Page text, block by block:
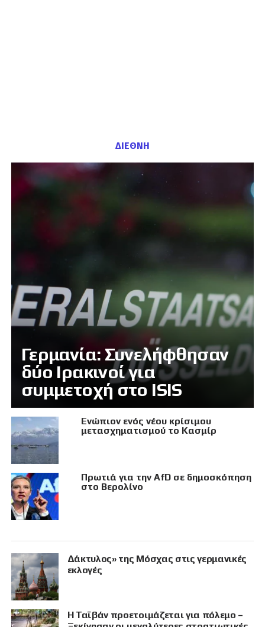
ΔΙΕΘΝΗ
Γερμανία: Συνελήφθησαν
δύο Ιρακινοί για
συμμετοχή στο ISIS
Eνώπιον ενός νέου κρίσιμου
μετασχηματισμού το Κασμίρ
Πρωτιά για την AfD σε δημοσκόπηση
στο Βερολίνο
Δάκτυλος» της Μόσχας στις γερμανικές
εκλογές
Η Ταϊβάν προετοιμάζεται για πόλεμο –